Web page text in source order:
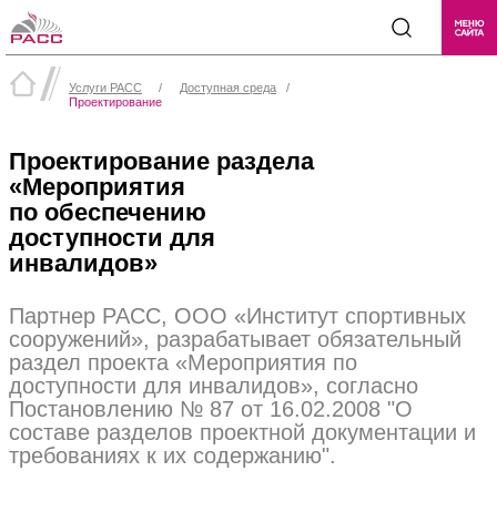
Услуги РАСС Доступная среда
/
Проектирование
/
Проектирование раздела
«Мероприятия
по обеспечению
доступности для
инвалидов»
Партнер РАСС, ООО «Институт спортивных
сооружений», разрабатывает обязательный
раздел проекта «Мероприятия по
доступности для инвалидов», согласно
Постановлению № 87 от 16.02.2008 "О
составе разделов проектной документации и
требованиях к их содержанию".